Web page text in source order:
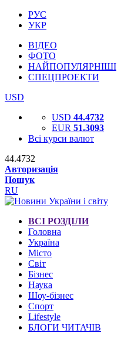
РУС
УКР
ВІДЕО
ФОТО
НАЙПОПУЛЯРНІШІ
СПЕЦПРОЕКТИ
USD
USD 44.4732
EUR 51.3093
Всі курси валют
44.4732
Авторизація
Пошук
RU
ВСІ РОЗДІЛИ
Головна
Україна
Місто
Світ
Бізнес
Наука
Шоу-бізнес
Спорт
Lifestyle
БЛОГИ ЧИТАЧІВ